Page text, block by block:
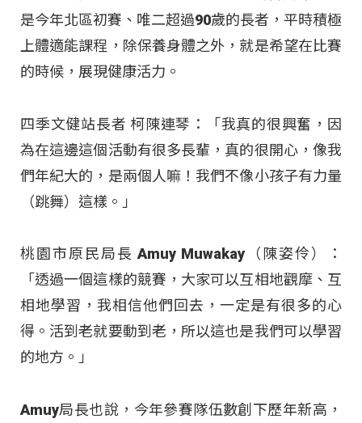
是今年北區初賽、唯二超過90歲的長者，平時積極
上體適能課程，除保養身體之外，就是希望在比賽
的時候，展現健康活力。
四季文健站長者 柯陳連琴：「我真的很興奮，因
為在這邊這個活動有很多長輩，真的很開心，像我
們年紀大的，是兩個人嘛！我們不像小孩子有力量
（跳舞）這樣。」
桃園市原民局長 Amuy Muwakay（陳姿伶）：
「透過一個這樣的競賽，大家可以互相地觀摩、互
相地學習，我相信他們回去，一定是有很多的心
得。活到老就要動到老，所以這也是我們可以學習
的地方。」
Amuy局長也說，今年參賽隊伍數創下歷年新高，